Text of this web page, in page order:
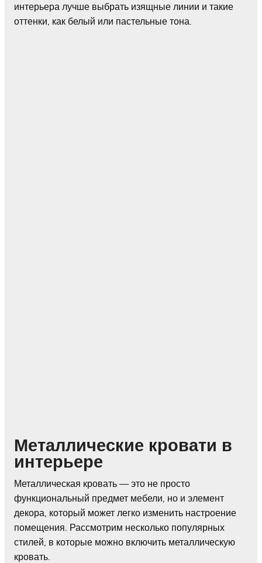
интерьера лучше выбрать изящные линии и такие
оттенки, как белый или пастельные тона.
Металлические кровати в
интерьере
Металлическая кровать — это не просто
функциональный предмет мебели, но и элемент
декора, который может легко изменить настроение
помещения. Рассмотрим несколько популярных
стилей, в которые можно включить металлическую
кровать.